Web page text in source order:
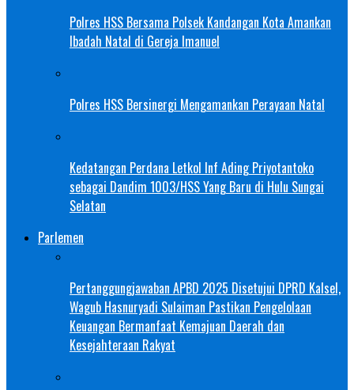
Polres HSS Bersama Polsek Kandangan Kota Amankan
Ibadah Natal di Gereja Imanuel
Polres HSS Bersinergi Mengamankan Perayaan Natal
Kedatangan Perdana Letkol Inf Ading Priyotantoko
sebagai Dandim 1003/HSS Yang Baru di Hulu Sungai
Selatan
Parlemen
Pertanggungjawaban APBD 2025 Disetujui DPRD Kalsel,
Wagub Hasnuryadi Sulaiman Pastikan Pengelolaan
Keuangan Bermanfaat Kemajuan Daerah dan
Kesejahteraan Rakyat